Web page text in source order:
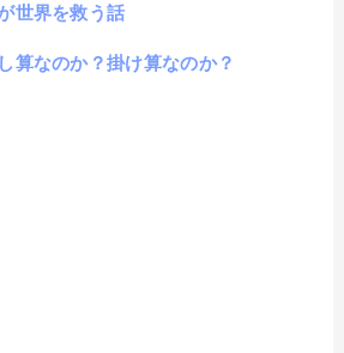
世界を救う話
算なのか？掛け算なのか？